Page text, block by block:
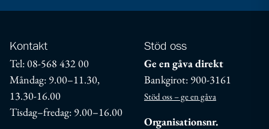
Kontakt
Tel: 08-568 432 00
Måndag: 9.00–11.30,
13.30-16.00
Tisdag–fredag: 9.00–16.00
Stöd oss
Ge en gåva direkt
Bankgirot: 900-3161
Stöd oss – ge en gåva
Organisationsnr.